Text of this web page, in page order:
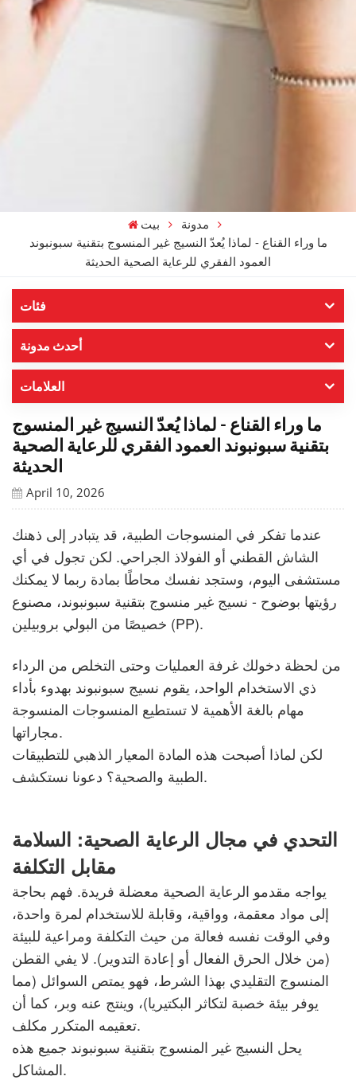
بيت
مدونة
ما وراء القناع - لماذا يُعدّ النسيج غير المنسوج بتقنية سبونبوند
العمود الفقري للرعاية الصحية الحديثة
فئات
أحدث مدونة
العلامات
ما وراء القناع - لماذا يُعدّ النسيج غير المنسوج
بتقنية سبونبوند العمود الفقري للرعاية الصحية
الحديثة
April 10, 2026
عندما تفكر في المنسوجات الطبية، قد يتبادر إلى ذهنك
الشاش القطني أو الفولاذ الجراحي. لكن تجول في أي
مستشفى اليوم، وستجد نفسك محاطًا بمادة ربما لا يمكنك
رؤيتها بوضوح - نسيج غير منسوج بتقنية سبونبوند، مصنوع
خصيصًا من البولي بروبيلين (PP).
من لحظة دخولك غرفة العمليات وحتى التخلص من الرداء
ذي الاستخدام الواحد، يقوم نسيج سبونبوند بهدوء بأداء
مهام بالغة الأهمية لا تستطيع المنسوجات المنسوجة
مجاراتها.
لكن لماذا أصبحت هذه المادة المعيار الذهبي للتطبيقات
الطبية والصحية؟ دعونا نستكشف.
التحدي في مجال الرعاية الصحية: السلامة
مقابل التكلفة
يواجه مقدمو الرعاية الصحية معضلة فريدة. فهم بحاجة
إلى مواد معقمة، وواقية، وقابلة للاستخدام لمرة واحدة،
وفي الوقت نفسه فعالة من حيث التكلفة ومراعية للبيئة
(من خلال الحرق الفعال أو إعادة التدوير). لا يفي القطن
المنسوج التقليدي بهذا الشرط، فهو يمتص السوائل (مما
يوفر بيئة خصبة لتكاثر البكتيريا)، وينتج عنه وبر، كما أن
تعقيمه المتكرر مكلف.
يحل النسيج غير المنسوج بتقنية سبونبوند جميع هذه
المشاكل.